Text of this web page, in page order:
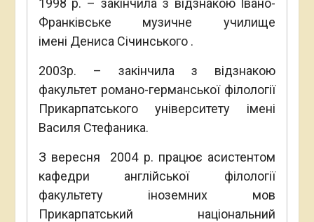
1998 р. – закінчила з відзнакою Івано-
Франківське музичне училище
імені Дениса Січинського .
2003р. – закінчила з відзнакою
факультет романо-германської філології
Прикарпатського університету імені
Василя Стефаника.
З вересня 2004 р. працює асистентом
кафедри англійської філології
факультету іноземних мов
Прикарпатський національний